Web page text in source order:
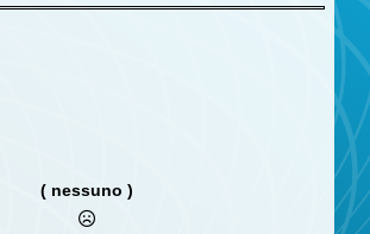
( nessuno )